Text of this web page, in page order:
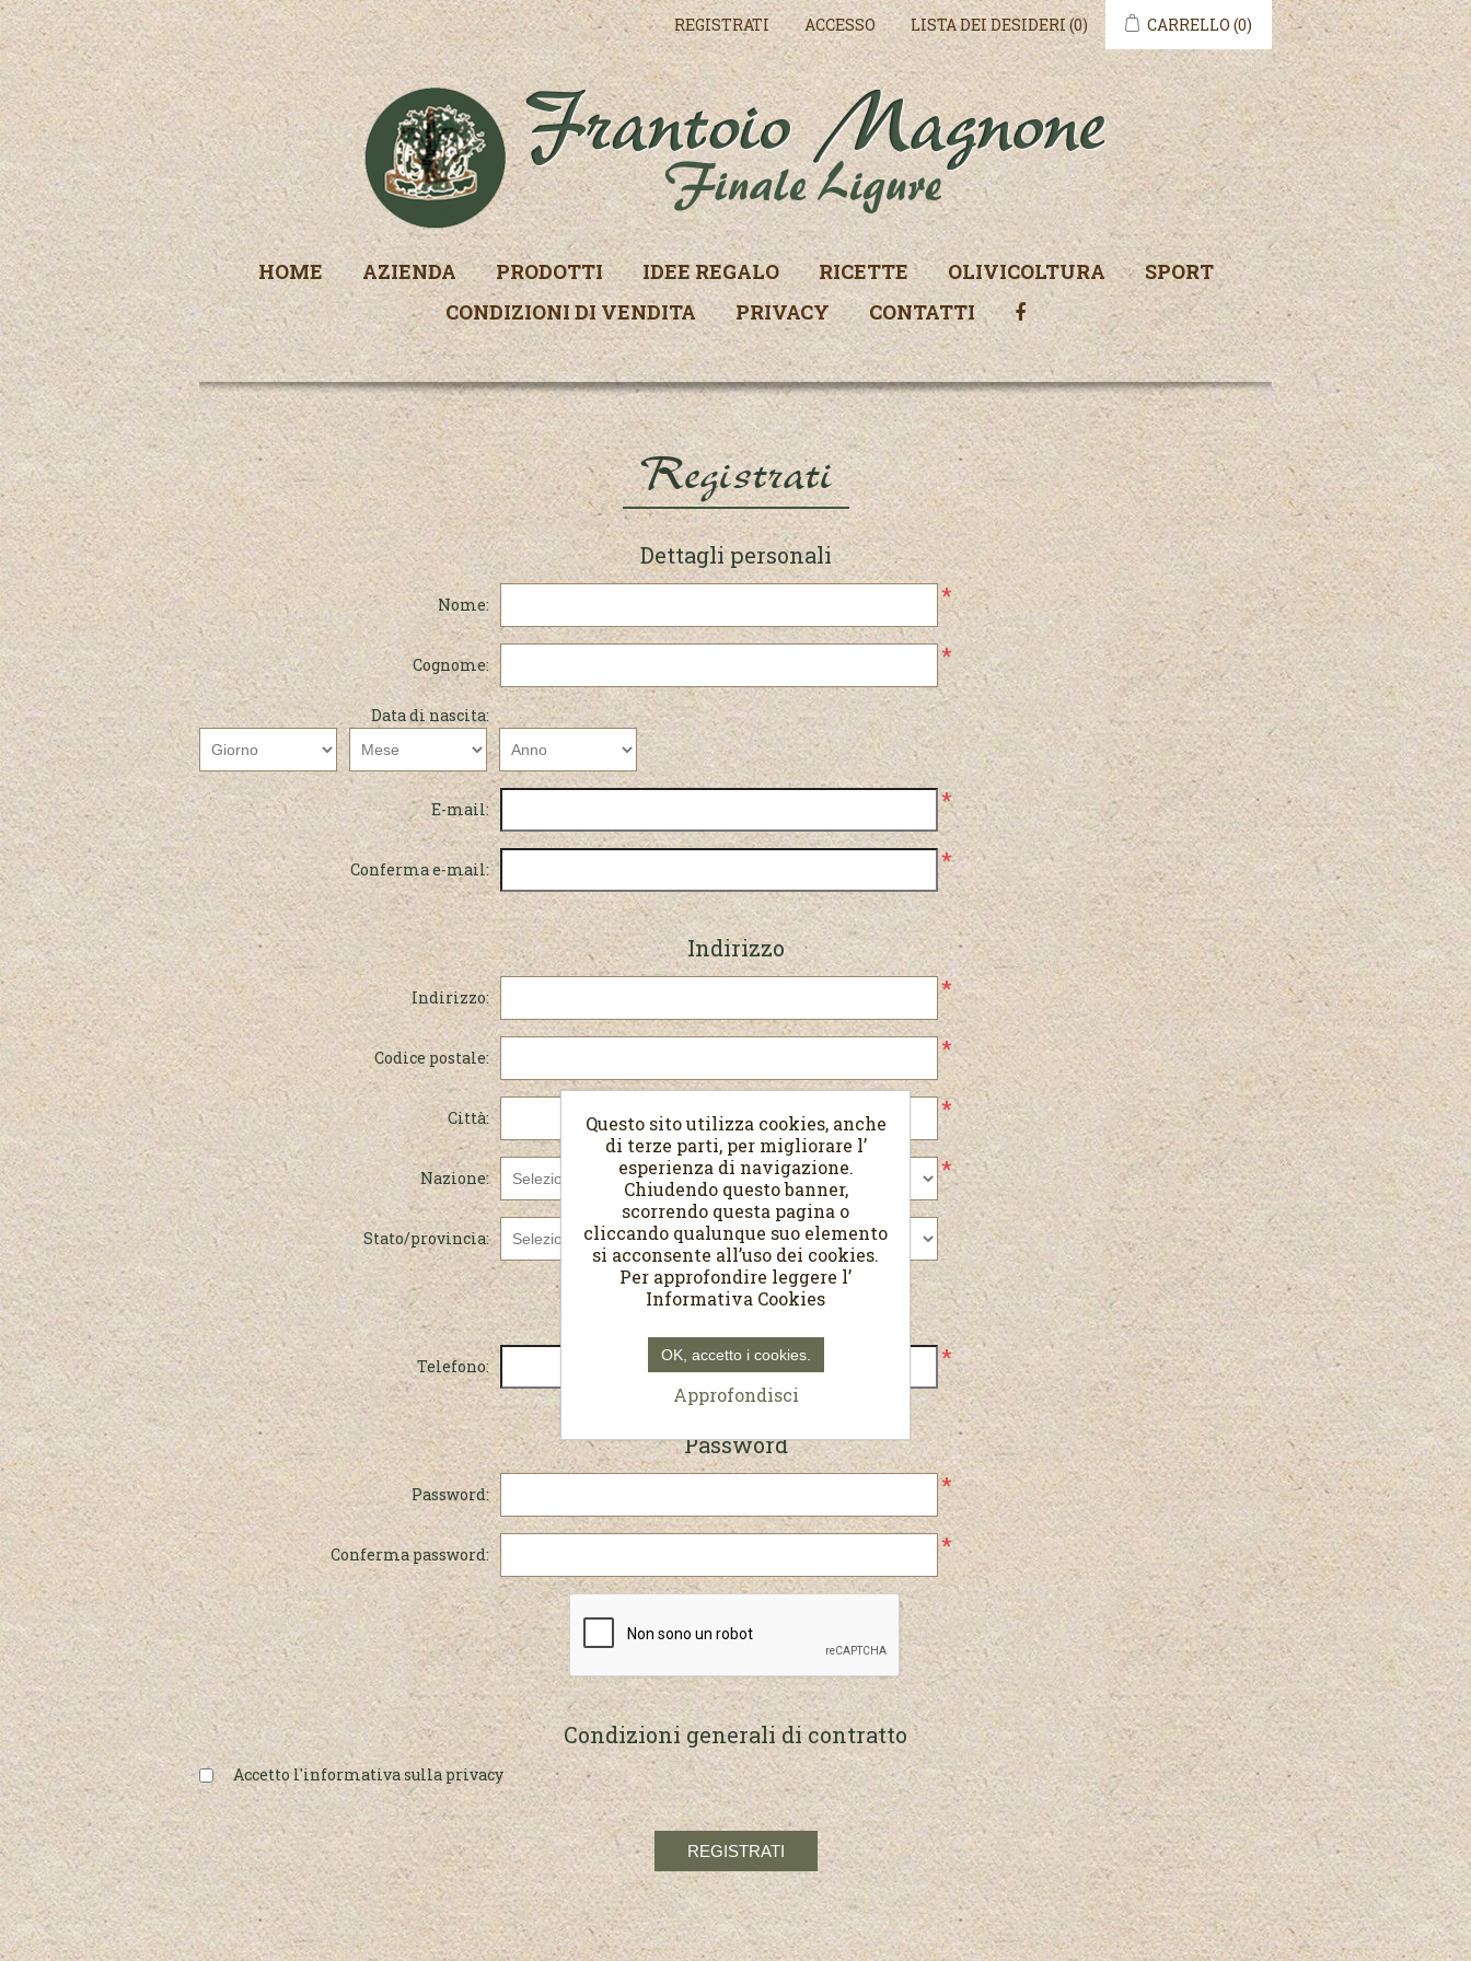
REGISTRATI ACCESSO LISTA DEI DESIDERI(0) CARRELLO (0)
HOME AZIENDA PRODOTTI IDEE REGALO RICETTE OLIVICOLTURA
SPORT
CONDIZIONI DI VENDITA
PRIVACY CONTATTI
Registrati
Dettagli personali
Nome: *
Cognome: *
Data di nascita:
E-mail: *
Conferma e-mail: *
Indirizzo
Indirizzo: *
Codice postale: *
Città: *
Nazione: *
Stato/provincia:
Telefono: *
Password
Password: *
Conferma password: *
Condizioni generali di contratto
Accetto l'informativa sulla privacy
Questo sito utilizza cookies, anche
di terze parti, per migliorare l’
esperienza di navigazione.
Chiudendo questo banner,
scorrendo questa pagina o
cliccando qualunque suo elemento
si acconsente all’uso dei cookies.
Per approfondire leggere l’
Informativa Cookies
OK, accetto i cookies.
Approfondisci